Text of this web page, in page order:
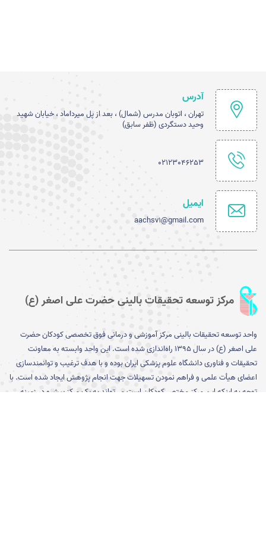
آدرس
تهران ، اتوبان مدرس (شمال) ، بعد از پل میرداماد ، خیابان شهید
وحید دستگردی (ظفر سابق)
02123046253
ایمیل
aachsv1@gmail.com
مرکز توسعه تحقیقات بالینی حضرت علی اصغر (ع)
واحد توسعه تحقیقات بالینی مرکز آموزشی و درمانی فوق تخصصی کودکان حضرت
علی اصغر (ع) در سال ۱۳۹۵ را­ه‌­اندازی شده است. این واحد وابسته به معاونت
تحقیقات و فناوری دانشگاه علوم پزشکی ایران بوده و با هدف ترغیب و توانمندسازی
اعضای هیأت علمی و فراهم نمودن تسهیلات جهت انجام پژوهش ایجاد شده است. با
توجه به اینکه این مرکز مختص کودکان است می­‌تواند به یک مرکز پیشرو در زمینه